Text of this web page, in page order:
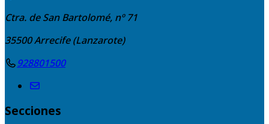
Ctra. de San Bartolomé, nº 71
35500Arrecife (Lanzarote)
928801500
Secciones